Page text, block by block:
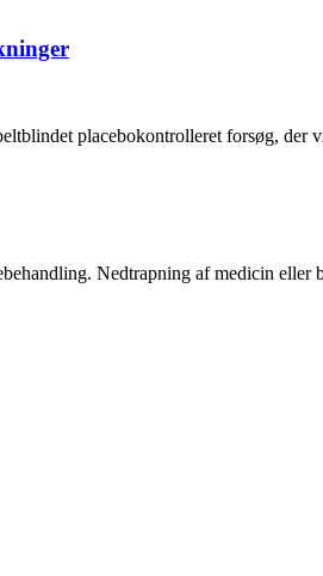
placebokontrolleret forsøg, der
Nedtrapning af medicin